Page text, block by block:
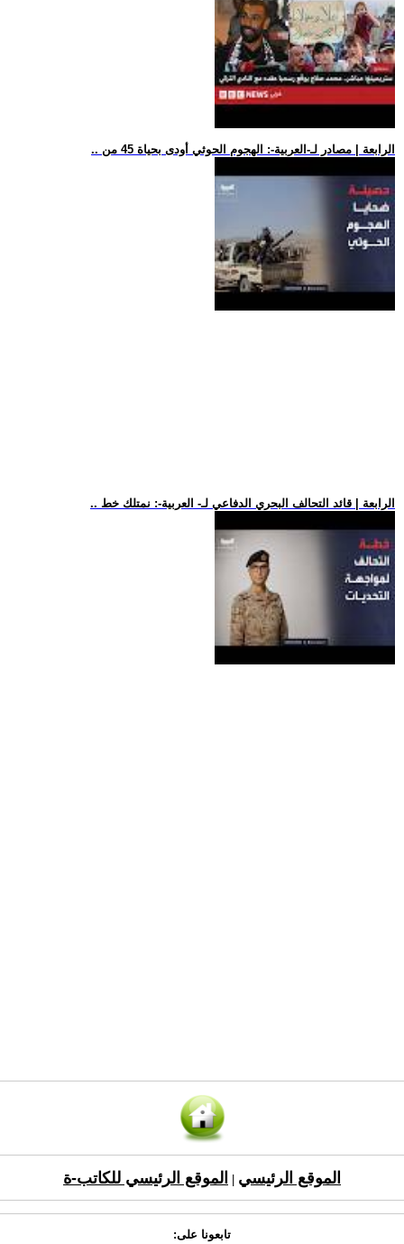
.. الرابعة | مصادر لـ-العربية-: الهجوم الحوثي أودى بحياة 45 من
.. الرابعة | قائد التحالف البحري الدفاعي لـ- العربية-: نمتلك خط
الموقع الرئيسي الموقع الرئيسي للكاتب-ة
تابعونا على: